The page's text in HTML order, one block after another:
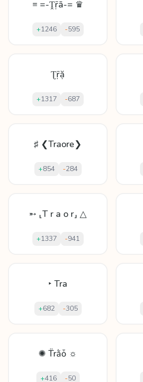
≡ =-Ṱṝā-= ♛
+1246 -595
Ʈṝặ
+1317 -687
♯ ❮Traore❯
+854 -284
➵ ⸤T r a o r⸥ △
+1337 -941
‣ Tra
+682 -305
✺ T̈rằȱ ☼
+416 -50